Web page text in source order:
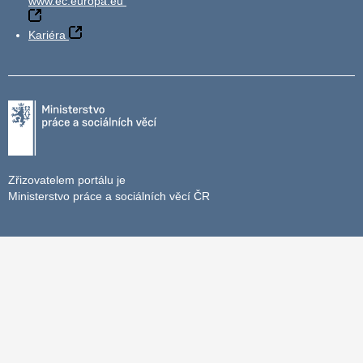
Kariéra
Zřizovatelem portálu je
Ministerstvo práce a sociálních věcí ČR